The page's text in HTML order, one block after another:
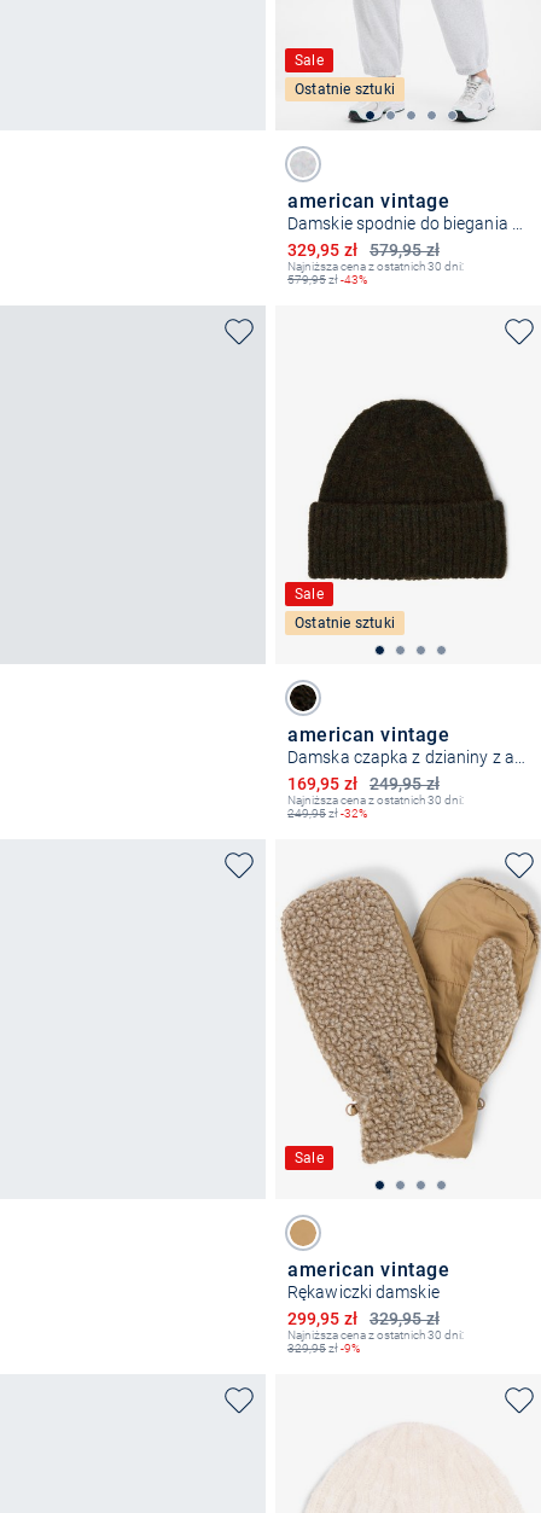
Sale
Ostatnie sztuki
american vintage
579,95 zł
Obniżona cena
329,95 zł
Najniższa cena z ostatnich 30 dni:
579,95zł-43%
Sale
Ostatnie sztuki
american vintage
Damska czapka z dzianiny z alpaką i lnem - East
249,95 zł
Obniżona cena
169,95 zł
Najniższa cena z ostatnich 30 dni:
249,95zł-32%
Sale
american vintage
Rękawiczki damskie
329,95 zł
Obniżona cena
299,95 zł
Najniższa cena z ostatnich 30 dni:
329,95zł-9%